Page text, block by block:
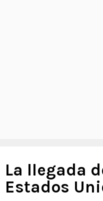
La llegada
Estados